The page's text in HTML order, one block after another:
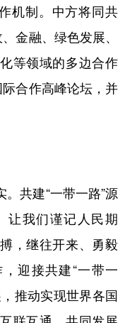
机制。中方将同共
金融、绿色发展、
等领域的多边合作
合作高峰论坛，并
共建“一带一路”源
让我们谨记人民期
，继往开来、勇毅
迎接共建“一带一
推动实现世界各国